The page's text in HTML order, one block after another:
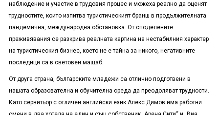
наблюдение и участие в трудовия процес и можеха реално да оценят
трудностите, които изпитва туристическият бранш в продължителната
пандемична, международна обстановка. От споделените
преживявания се разкрива реалната картина на нестабилния характер
на туристическия бизнес, което не е тайна за никого, негативните
последици са в световен мащаб.
От друга страна, българските младежи са отлично подготвени в
нашата образователна и обучителна среда да преодоляват трудности.
Като сервитьор с отличен английски език Алекс Димов има работни